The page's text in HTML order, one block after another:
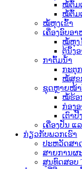
ໝໍ້ຕົ້ມ
ໝໍ້ຕົ້ມ
ໝໍ້ຫຸງເຂົ້າ
ເຄື່ອງອົບອ
ໝໍ້ຫຸງ
ຕູ້ນຶ້ງ
ກາຕົ້ມນ້ຳ
ກະຕຸ
ໝໍ້ສຸຂ
ຊຸດຫຼາຍໜ້
ໝໍ້ຮ້ອ
ກ່ອງ
ເຕົາປີ້
ເຄື່ອງປັ່ນ ແ
ກ່ຽວກັບພວກເຮົາ
ປະຫວັດສາ
ສາຍການຜ
ສູນທົດສອບ